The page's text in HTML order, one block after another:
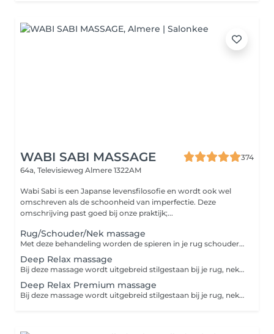
WABI SABI MASSAGE
374
64a, Televisieweg Almere 1322AM
Wabi Sabi is een Japanse levensfilosofie en wordt ook wel
omschreven als de schoonheid van imperfectie. Deze
omschrijving past goed bij onze praktijk;...
Rug/Schouder/Nek massage
Met deze behandeling worden de spieren in je rug schouder en nek goed losgemaakt en ga je weer licht en met nieuwe energie de deur uit. Geef ons vooral je wensen en behoeften aan. In 30min kunnen we heel veel voor je bekenenen!
Deep Relax massage
Bij deze massage wordt uitgebreid stilgestaan bij je rug, nek en schouders. Ook geven wij je een uitgebreide hoofd/gezichtsmasage. Je mag zelf kiezen of je liever je benen of je voeten erbij wil laten masseren. Zo maak je jouw massage behandeling op maat. Er wordt gezorgd voor het ultieme zen gevoel. Laat je in een grote handdoek inpakken en kies je favoriete 100% natuurlijke olie uit. Op de achtergrond hoor je zachte ontspannende muziek en verder helemaal niets: dit is jouw moment. Deze ontspanningsmassage is vaak een combinatie tussen spierknopen losmaken en ontspanning. Alles is op maat dus geef ons vooral je wensen en behoeften aan.
Deep Relax Premium massage
Bij deze massage wordt uitgebreid stilgestaan bij je rug, nek en schouders. Ook geven wij je een uitgebreide hoofd/gezichtsmasage en kan je de behandeling evt uitbreiden naar jouw wensen. Er wordt gezorgd voor het ultieme zen gevoel. Laat je in een grote handdoek inpakken en kies je favoriete 100% natuurlijke olie uit. Op de achtergrond hoor je zachte ontspannende muziek en verder helemaal niets: dit is jouw moment. Deze ontspanningsmassage is vaak een combinatie tussen spierknopen losmaken en ontspanning. Alles is op maat dus geef ons vooral je wensen en behoeften aan.